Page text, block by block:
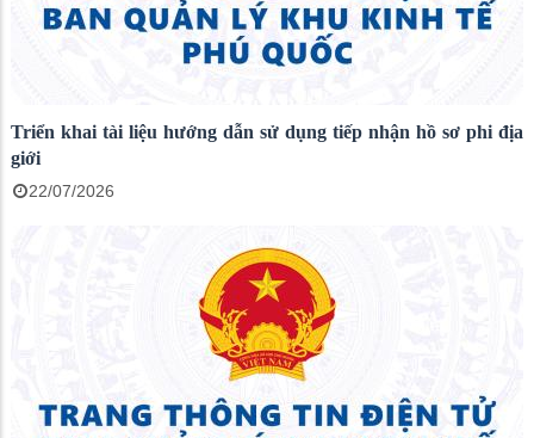
Triển khai tài liệu hướng dẫn sử dụng tiếp nhận hồ sơ phi địa
giới
22/07/2026